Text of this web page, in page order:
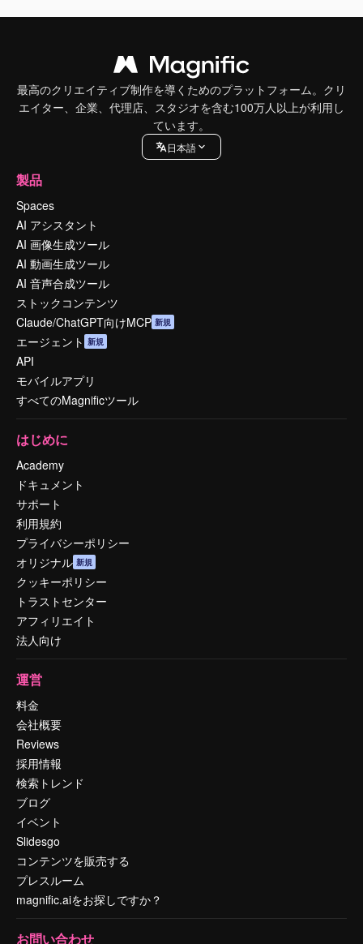
最高のクリエイティブ制作を導くためのプラットフォーム。クリ
エイター、企業、代理店、スタジオを含む100万人以上が利用し
ています。
日本語
製品
Spaces
AI アシスタント
AI 画像生成ツール
AI 動画生成ツール
AI 音声合成ツール
ストックコンテンツ
Claude/ChatGPT向けMCP 新規
エージェント 新規
API
モバイルアプリ
すべてのMagnificツール
はじめに
Academy
ドキュメント
サポート
利用規約
プライバシーポリシー
オリジナル 新規
クッキーポリシー
トラストセンター
アフィリエイト
法人向け
運営
料金
会社概要
Reviews
採用情報
検索トレンド
ブログ
イベント
Slidesgo
コンテンツを販売する
プレスルーム
magnific.aiをお探しですか？
お問い合わせ